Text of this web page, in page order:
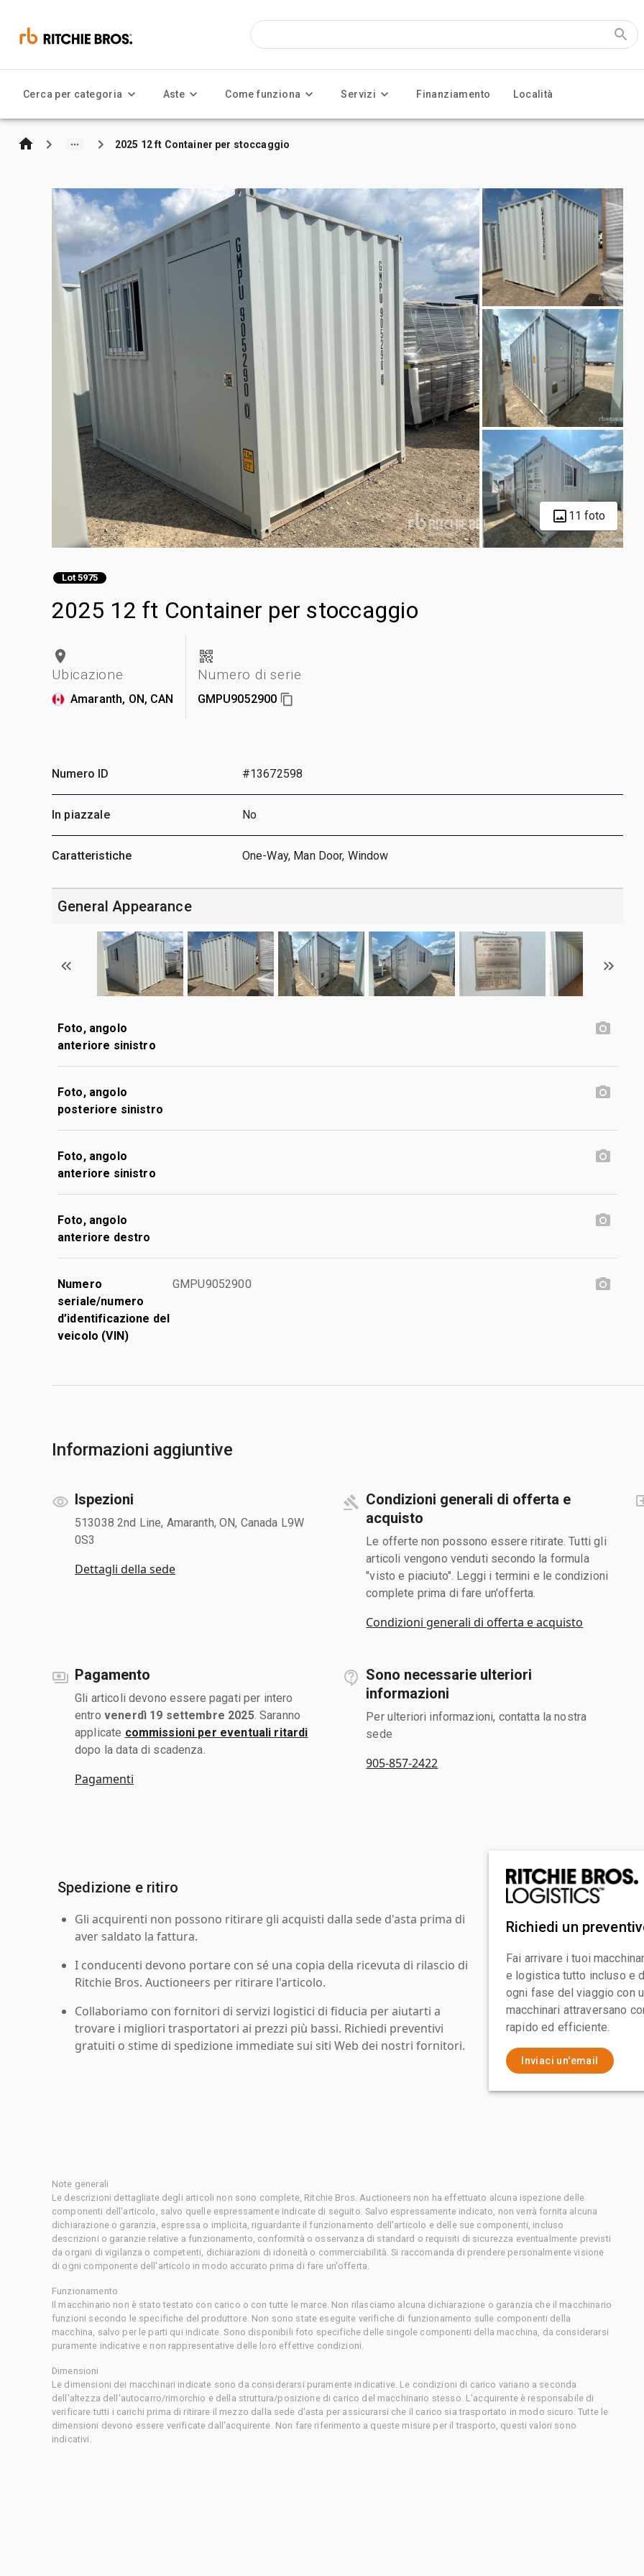
Cerca per categoria Aste Come funziona Servizi Finanziamento Località
2025 12 ft Container per stoccaggio
11 foto
Lot 5975
2025 12 ft Container per stoccaggio
Ubicazione
Amaranth, ON, CAN
Numero di serie
GMPU9052900
Numero ID #13672598
In piazzale No
Caratteristiche One-Way, Man Door, Window
General Appearance
Foto, angolo
anteriore sinistro
Foto, angolo
posteriore sinistro
Foto, angolo
anteriore sinistro
Foto, angolo
anteriore destro
Numero
seriale/numero
d’identificazione del
veicolo (VIN)
GMPU9052900
Informazioni aggiuntive
Ispezioni
513038 2nd Line, Amaranth, ON, Canada L9W
0S3
Dettagli della sede
Condizioni generali di offerta e
acquisto
Le offerte non possono essere ritirate. Tutti gli
articoli vengono venduti secondo la formula
"visto e piaciuto". Leggi i termini e le condizioni
complete prima di fare un'offerta.
Condizioni generali di offerta e acquisto
Pagamento
Gli articoli devono essere pagati per intero
entro venerdì 19 settembre 2025. Saranno
applicate commissioni per eventuali ritardi
dopo la data di scadenza.
Pagamenti
Sono necessarie ulteriori
informazioni
Per ulteriori informazioni, contatta la nostra
sede
905-857-2422
Spedizione e ritiro
Gli acquirenti non possono ritirare gli acquisti dalla sede d'asta prima di
aver saldato la fattura.
I conducenti devono portare con sé una copia della ricevuta di rilascio di
Ritchie Bros. Auctioneers per ritirare l'articolo.
Collaboriamo con fornitori di servizi logistici di fiducia per aiutarti a
trovare i migliori trasportatori ai prezzi più bassi. Richiedi preventivi
gratuiti o stime di spedizione immediate sui siti Web dei nostri fornitori.
Richiedi un
Fai arrivare i tuoi
e logistica tutto incluso e
ogni fase del viaggio con
macchinari attraversano
rapido ed efficiente.
Inviaci un'email
Note generali
Le descrizioni dettagliate degli articoli non sono complete, Ritchie Bros. Auctioneers non ha effettuato alcuna ispezione delle
componenti dell'articolo, salvo quelle espressamente indicate di seguito. Salvo espressamente indicato, non verrà fornita alcuna
dichiarazione o garanzia, espressa o implicita, riguardante il funzionamento dell'articolo e delle sue componenti, incluso
descrizioni o garanzie relative a funzionamento, conformità o osservanza di standard o requisiti di sicurezza eventualmente previsti
da organi di vigilanza o competenti, dichiarazioni di idoneità o commerciabilità. Si raccomanda di prendere personalmente visione
di ogni componente dell'articolo in modo accurato prima di fare un'offerta.
Funzionamento
Il macchinario non è stato testato con carico o con tutte le marce. Non rilasciamo alcuna dichiarazione o garanzia che il macchinario
funzioni secondo le specifiche del produttore. Non sono state eseguite verifiche di funzionamento sulle componenti della
macchina, salvo per le parti qui indicate. Sono disponibili foto specifiche delle singole componenti della macchina, da considerarsi
puramente indicative e non rappresentative delle loro effettive condizioni.
Dimensioni
Le dimensioni dei macchinari indicate sono da considerarsi puramente indicative. Le condizioni di carico variano a seconda
dell'altezza dell'autocarro/rimorchio e della struttura/posizione di carico del macchinario stesso. L'acquirente è responsabile di
verificare tutti i carichi prima di ritirare il mezzo dalla sede d'asta per assicurarsi che il carico sia trasportato in modo sicuro. Tutte le
dimensioni devono essere verificate dall'acquirente. Non fare riferimento a queste misure per il trasporto, questi valori sono
indicativi.